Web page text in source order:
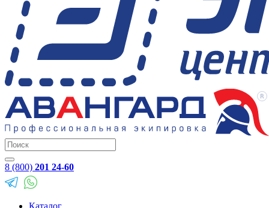
8 (800) 201 24-60
Каталог